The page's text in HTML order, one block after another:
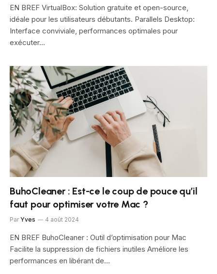
EN BREF VirtualBox: Solution gratuite et open-source,
idéale pour les utilisateurs débutants. Parallels Desktop:
Interface conviviale, performances optimales pour
exécuter…
BuhoCleaner : Est-ce le coup de pouce qu’il
faut pour optimiser votre Mac ?
Par Yves 4 août 2024
EN BREF BuhoCleaner : Outil d’optimisation pour Mac
Facilite la suppression de fichiers inutiles Améliore les
performances en libérant de…